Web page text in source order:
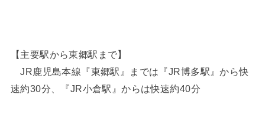
【主要駅から東郷駅まで】
JR鹿児島本線『東郷駅』までは『JR博多駅』から快
速約30分、『JR小倉駅』からは快速約40分